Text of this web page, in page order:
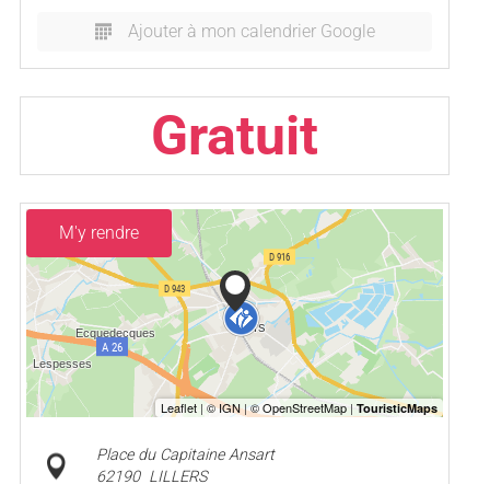
Ajouter à mon calendrier Google
Gratuit
M'y rendre
Place du Capitaine Ansart
62190 LILLERS